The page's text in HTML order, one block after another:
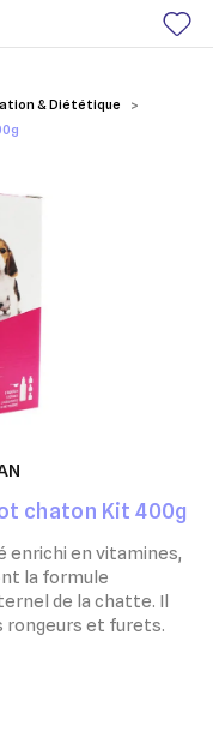
& Diététique
chaton Kit 400g
enrichi en vitamines,
la formule
de la chatte. Il
rongeurs et furets.